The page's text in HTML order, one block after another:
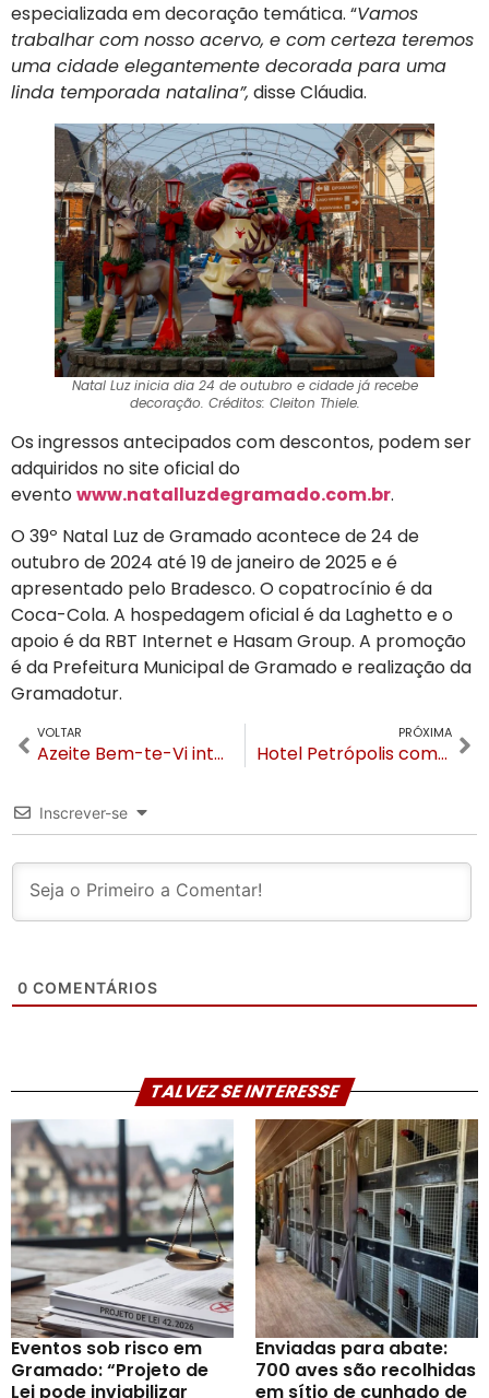
especializada em decoração temática. “Vamos
trabalhar com nosso acervo, e com certeza teremos
uma cidade elegantemente decorada para uma
linda temporada natalina”, disse Cláudia.
Natal Luz inicia dia 24 de outubro e cidade já recebe
decoração. Créditos: Cleiton Thiele.
Os ingressos antecipados com descontos, podem ser
adquiridos no site oficial do
eventowww.natalluzdegramado.com.br.
O 39º Natal Luz de Gramado acontece de 24 de
outubro de 2024 até 19 de janeiro de 2025 e é
apresentado pelo Bradesco. O copatrocínio é da
Coca-Cola. A hospedagem oficial é da Laghetto e o
apoio é da RBT Internet e Hasam Group. A promoção
é da Prefeitura Municipal de Gramado e realização da
Gramadotur.
VOLTAR
Azeite Bem-te-Vi integra guia italiano que reúne os melhores azeites do mundo
PRÓXIMA
Hotel Petrópolis comemora 60 anos com investimento de R$ 1 milhão em revitalização
Inscrever-se
0 COMENTÁRIOS
TALVEZ SE INTERESSE
Eventos sob risco em
Gramado: “Projeto de
Lei pode inviabilizar
Enviadas para abate:
700 aves são recolhidas
em sítio de cunhado de